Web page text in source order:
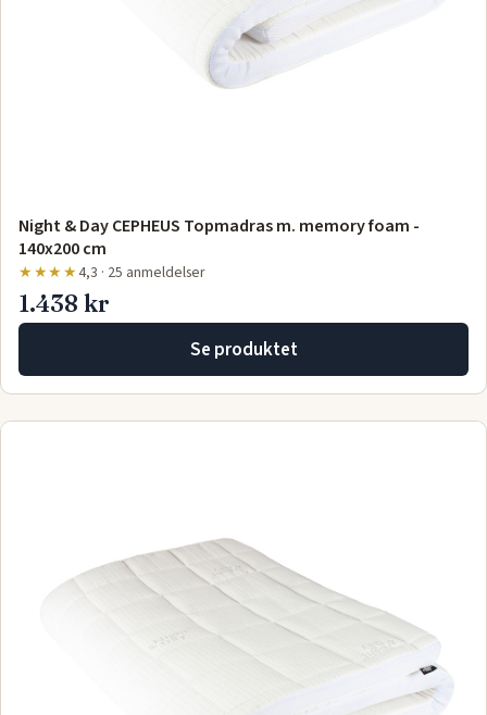
Night & Day CEPHEUS Topmadras m. memory foam -
140x200 cm
★★★★4,3 · 25 anmeldelser
1.438 kr
Se produktet